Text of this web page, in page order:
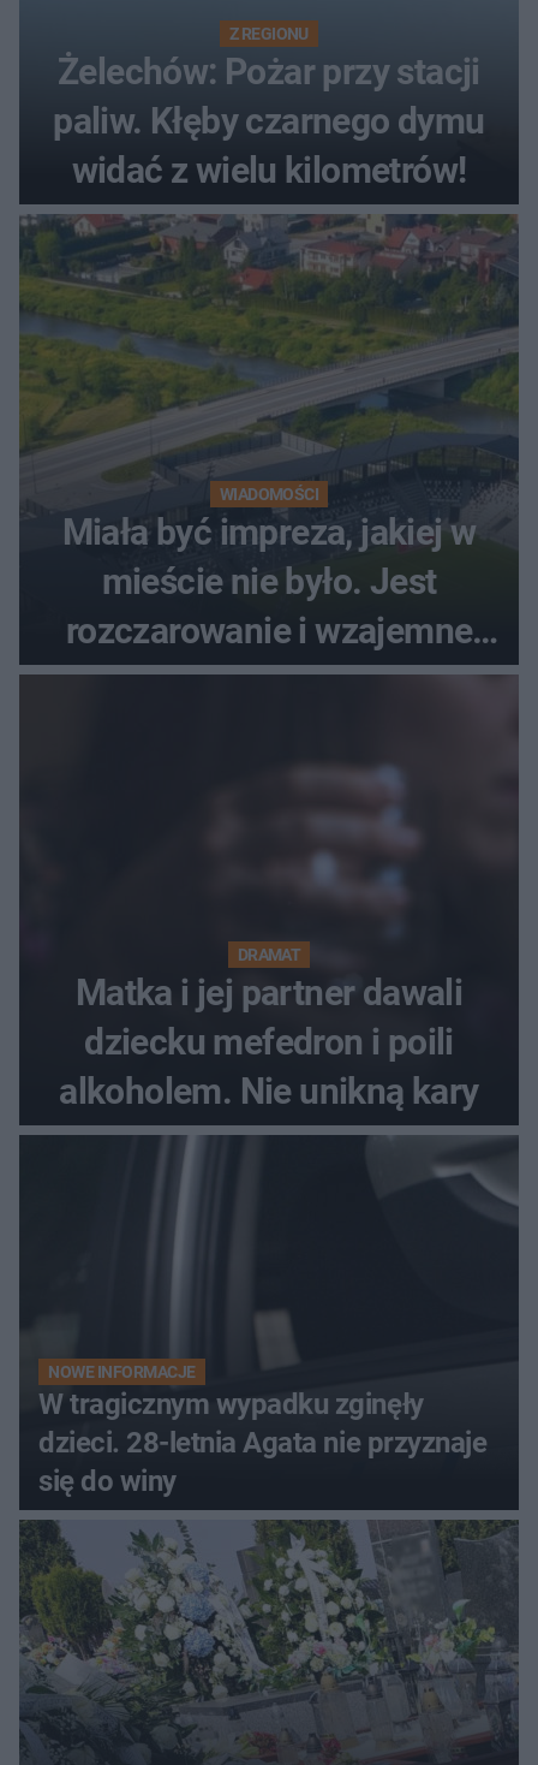
Z REGIONU
Żelechów: Pożar przy stacji
paliw. Kłęby czarnego dymu
widać z wielu kilometrów!
WIADOMOŚCI
Miała być impreza, jakiej w
mieście nie było. Jest
rozczarowanie i wzajemne
obwinianie. Dlaczego Peak
DRAMAT
Matka i jej partner dawali
dziecku mefedron i poili
alkoholem. Nie unikną kary
NOWE INFORMACJE
W tragicznym wypadku zginęły
dzieci. 28-letnia Agata nie przyznaje
się do winy